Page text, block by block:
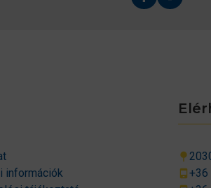
információk
+36